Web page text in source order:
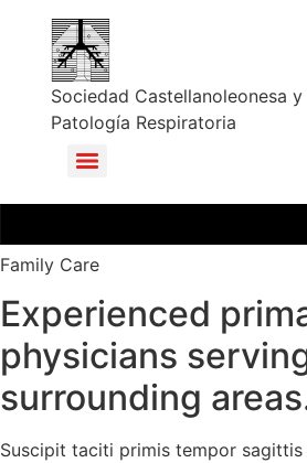
Sociedad Castellanoleonesa
Patología Respiratoria
Family Care
Experienced
physicians
surrounding
Suscipit taciti primis tempor